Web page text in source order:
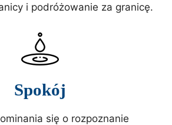
i podróżowanie za granicę.
Spokój
się o rozpoznanie